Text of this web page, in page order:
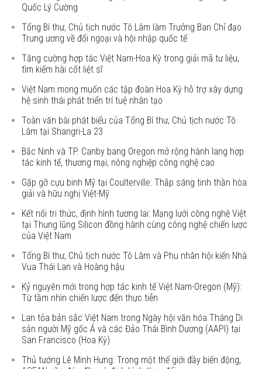
Quốc Lý Cường
Tổng Bí thư, Chủ tịch nước Tô Lâm làm Trưởng Ban Chỉ đạo
Trung ương về đối ngoại và hội nhập quốc tế
Tăng cường hợp tác Việt Nam-Hoa Kỳ trong giải mã tư liệu,
tìm kiếm hài cốt liệt sĩ
Việt Nam mong muốn các tập đoàn Hoa Kỳ hỗ trợ xây dựng
hệ sinh thái phát triển trí tuệ nhân tạo
Toàn văn bài phát biểu của Tổng Bí thư, Chủ tịch nước Tô
Lâm tại Shangri-La 23
Bắc Ninh và TP. Canby bang Oregon mở rộng hành lang hợp
tác kinh tế, thương mại, nông nghiệp công nghệ cao
Gặp gỡ cựu binh Mỹ tại Coulterville: Thắp sáng tinh thần hòa
giải và hữu nghị Việt-Mỹ
Kết nối tri thức, định hình tương lai: Mạng lưới công nghệ Việt
tại Thung lũng Silicon đồng hành cùng công nghệ chiến lược
của Việt Nam
Tổng Bí thư, Chủ tịch nước Tô Lâm và Phu nhân hội kiến Nhà
Vua Thái Lan và Hoàng hậu
Kỷ nguyên mới trong hợp tác kinh tế Việt Nam-Oregon (Mỹ):
Từ tầm nhìn chiến lược đến thực tiễn
Lan tỏa bản sắc Việt Nam trong Ngày hội văn hóa Tháng Di
sản người Mỹ gốc Á và các Đảo Thái Bình Dương (AAPI) tại
San Francisco (Hoa Kỳ)
Thủ tướng Lê Minh Hưng: Trong một thế giới đầy biến động,